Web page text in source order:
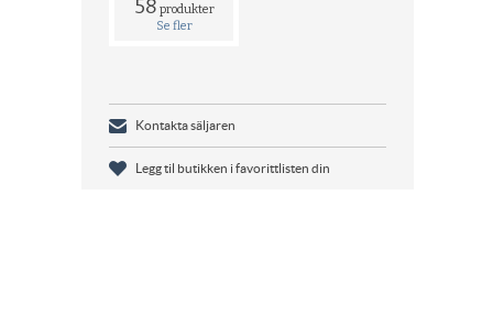
58 produkter
Se fler
Kontakta säljaren
Legg til butikken i favorittlisten din